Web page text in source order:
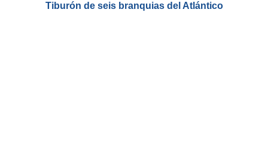
Tiburón de seis branquias del Atlántico